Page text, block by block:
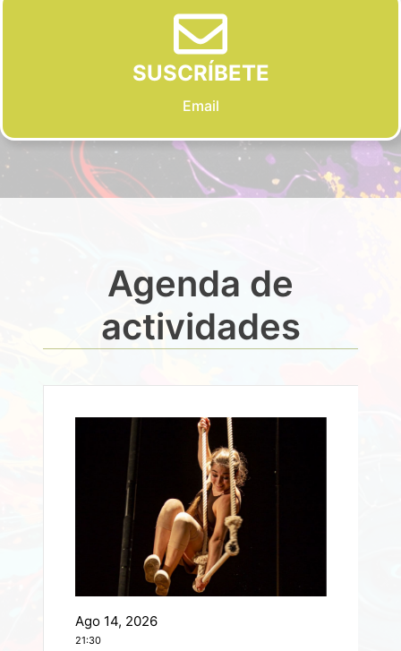
SUSCRÍBETE
Email
Agenda de
actividades
Ago 14, 2026
21:30